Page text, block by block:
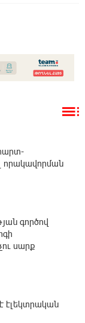
որակավորման
գործով
սարք
էլեկտրական